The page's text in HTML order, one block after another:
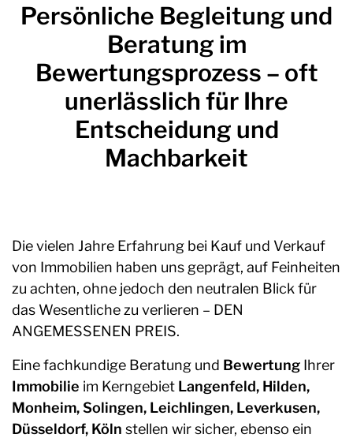
Persönliche Begleitung und
Beratung im
Bewertungsprozess – oft
unerlässlich für Ihre
Entscheidung und
Machbarkeit
Die vielen Jahre Erfahrung bei Kauf und Verkauf
von Immobilien haben uns geprägt, auf Feinheiten
zu achten, ohne jedoch den neutralen Blick für
das Wesentliche zu verlieren – DEN
ANGEMESSENEN PREIS.
Eine fachkundige Beratung und Bewertung Ihrer
Immobilie im Kerngebiet Langenfeld, Hilden,
Monheim, Solingen, Leichlingen, Leverkusen,
Düsseldorf, Köln stellen wir sicher, ebenso ein